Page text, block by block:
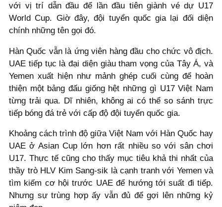
với vị trí dẫn đầu để lần đầu tiên giành vé dự U17
World Cup. Giờ đây, đội tuyển quốc gia lại đối diện
chính những tên gọi đó.
Hàn Quốc vẫn là ứng viên hàng đầu cho chức vô địch.
UAE tiếp tục là đại diện giàu tham vọng của Tây Á, và
Yemen xuất hiện như mảnh ghép cuối cùng để hoàn
thiện một bảng đấu giống hệt những gì U17 Việt Nam
từng trải qua. Dĩ nhiên, không ai có thể so sánh trực
tiếp bóng đá trẻ với cấp độ đội tuyển quốc gia.
Khoảng cách trình độ giữa Việt Nam với Hàn Quốc hay
UAE ở Asian Cup lớn hơn rất nhiều so với sân chơi
U17. Thực tế cũng cho thấy mục tiêu khả thi nhất của
thầy trò HLV Kim Sang-sik là cạnh tranh với Yemen và
tìm kiếm cơ hội trước UAE để hướng tới suất đi tiếp.
Nhưng sự trùng hợp ấy vẫn đủ để gợi lên những kỷ